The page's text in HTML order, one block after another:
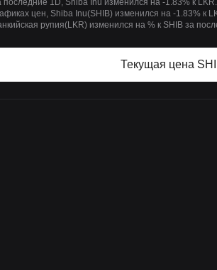
последние 1D, Shiba Inu изменился на -1.83% к
цен, Shiba Inu(SHIB) изменился на -1.83% к
рупия(LKR) изменился на % к SHIB за
Текущая цена